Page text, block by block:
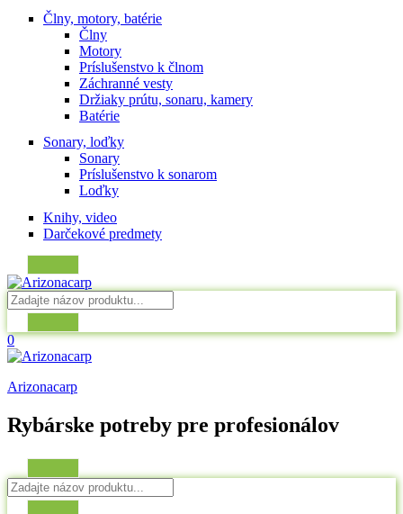
Člny, motory, batérie
Člny
Motory
Príslušenstvo k člnom
Záchranné vesty
Držiaky prútu, sonaru, kamery
Batérie
Sonary, loďky
Sonary
Príslušenstvo k sonarom
Loďky
Knihy, video
Darčekové predmety
0
Arizonacarp
Rybárske potreby pre profesionálov